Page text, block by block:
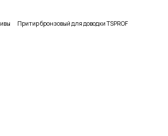
Притир бронзовый для доводки TSPROF